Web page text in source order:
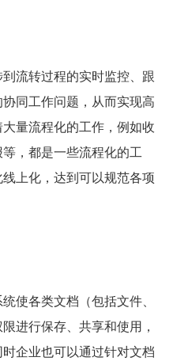
流转过程的实时监控、跟
同工作问题，从而实现高
量流程化的工作，例如收
，都是一些流程化的工
上化，达到可以规范各项
使各类文档（包括文件、
进行保存、共享和使用，
企业也可以通过针对文档